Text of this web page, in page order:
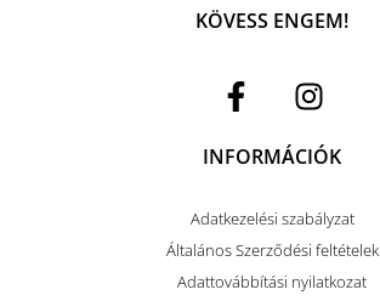
KÖVESS ENGEM!
INFORMÁCIÓK
Adatkezelési szabályzat
Általános Szerződési feltételek
Adattovábbítási nyilatkozat